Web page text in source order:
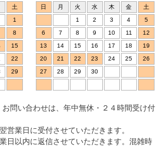
土
1
8
15
22
29
日
月 火 水 木 金
土
1
2 3 4
5
6
7 8 9 10 11
12
13
14 15 16 17 18
19
20
21 22 23 24 25
26
27
28 29 30
問い合わせは、年中無休・２４時間受け付
営業日に受付させていただきます。
日以内に返信させていただきます。混雑時